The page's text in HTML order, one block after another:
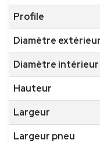
Profile
Diamètre extérieur
Diamètre intérieur
Hauteur
Largeur
Largeur pneu